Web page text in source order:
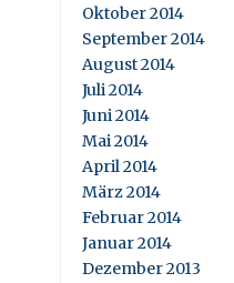
Oktober 2014
September 2014
August 2014
Juli 2014
Juni 2014
Mai 2014
April 2014
März 2014
Februar 2014
Januar 2014
Dezember 2013